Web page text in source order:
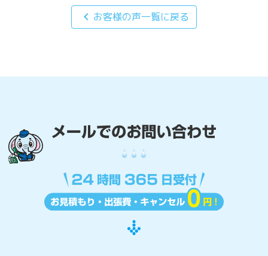
chevron_left お客様の声一覧に戻る